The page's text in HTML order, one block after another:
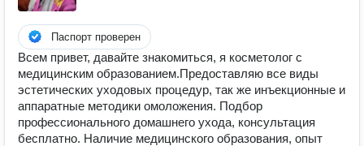
Паспорт проверен
Всем привет, давайте знакомиться, я косметолог с
медицинским образованием.Предоставляю все виды
эстетических уходовых процедур, так же инъекционные и
аппаратные методики омоложения. Подбор
профессионального домашнего ухода, консультация
бесплатно. Наличие медицинского образования, опыт